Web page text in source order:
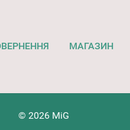
МАГАЗИН
© 2026 MiG